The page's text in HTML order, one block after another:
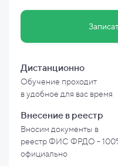
Дистанционно
Обучение проходит
вудобное для вас время
Внесение в реестр
Вносим документы в
реестр ФИС ФРДО -
официально